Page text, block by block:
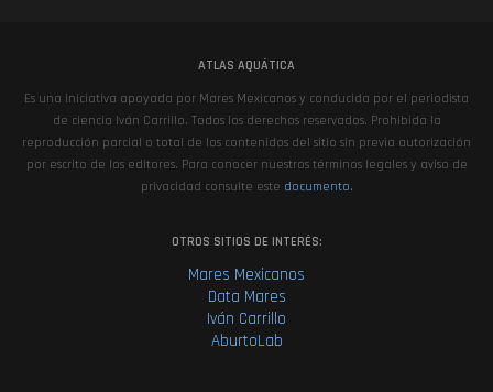
ATLAS AQUÁTICA
Es una iniciativa apoyada por Mares Mexicanos y conducida por el periodista
de ciencia Iván Carrillo. Todos los derechos reservados. Prohibida la
reproducción parcial o total de los contenidos del sitio sin previa autorización
por escrito de los editores. Para conocer nuestros términos legales y aviso de
privacidad consulte este documento.
OTROS SITIOS DE INTERÉS:
Mares Mexicanos
Data Mares
Iván Carrillo
AburtoLab